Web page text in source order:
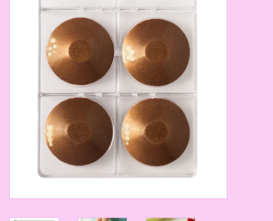
Aanbiedingen
Cindy's Favorieten
Cadeaubonnen